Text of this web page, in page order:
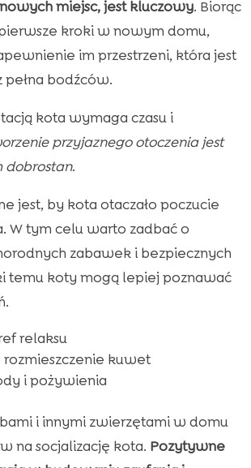
miejsc, jest kluczowy. Biorąc
kroki w nowym domu,
im przestrzeni, która jest
pełna bodźców.
kota wymaga czasu i
przyjaznego otoczenia jest
dobrostan.
jest, by kota otaczało poczucie
W tym celu warto zadbać o
zabawek i bezpiecznych
temu koty mogą lepiej poznawać
relaksu
kuwet
i pożywienia
i innymi zwierzętami w domu
na socjalizację kota. Pozytywne